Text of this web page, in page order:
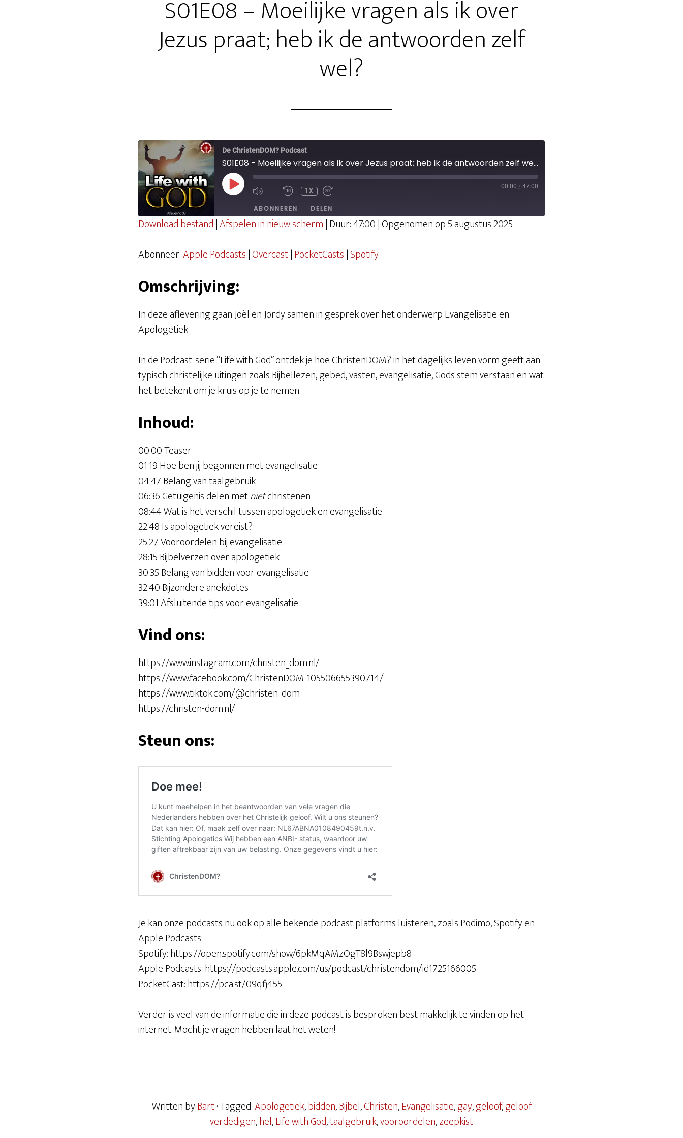
S01E08 – Moeilijke vragen als ik over
Jezus praat; heb ik de antwoorden zelf
wel?
De ChristenDOM? Podcast
S01E08 - Moeilijke vragen als ik over Jezus praat; heb ik de antwoorden zelf wel?
PLAY
EPISODE
1X
00:00 / 47:00
ABONNEREN DELEN
Spotify
RSS FEED
Download bestand|Afspelen in nieuw scherm|Duur: 47:00|Opgenomen op 5 augustus 2025
Abonneer:Apple Podcasts|Overcast|PocketCasts|Spotify
Omschrijving:
In deze aflevering gaan Joël en Jordy samen in gesprek over het onderwerp Evangelisatie en
Apologetiek.
In de Podcast-serie ‘’Life with God’’ ontdek je hoe ChristenDOM? in het dagelijks leven vorm geeft aan
typisch christelijke uitingen zoals Bijbellezen, gebed, vasten, evangelisatie, Gods stem verstaan en wat
het betekent om je kruis op je te nemen.
Inhoud:
00:00 Teaser
01:19 Hoe ben jij begonnen met evangelisatie
04:47 Belang van taalgebruik
06:36 Getuigenis delen metnietchristenen
08:44 Wat is het verschil tussen apologetiek en evangelisatie
22:48 Is apologetiek vereist?
25:27 Vooroordelen bij evangelisatie
28:15 Bijbelverzen over apologetiek
30:35 Belang van bidden voor evangelisatie
32:40 Bijzondere anekdotes
39:01 Afsluitende tips voor evangelisatie
Vind ons:
https://www.instagram.com/christen_dom.nl/
https://www.facebook.com/ChristenDOM-105506655390714/
https://www.tiktok.com/@christen_dom
https://christen-dom.nl/
Steun ons:
Je kan onze podcasts nu ook op alle bekende podcast platforms luisteren, zoals Podimo, Spotify en
Apple Podcasts:
Spotify: https://open.spotify.com/show/6pkMqAMzOgT8l9Bswjepb8
Apple Podcasts: https://podcasts.apple.com/us/podcast/christendom/id1725166005
PocketCast: https://pca.st/09qfj455
Verder is veel van de informatie die in deze podcast is besproken best makkelijk te vinden op het
internet. Mocht je vragen hebben laat het weten!
Written byBart· Tagged:Apologetiek,bidden,Bijbel,Christen,Evangelisatie,gay,geloof,geloof
verdedigen,hel,Life with God,taalgebruik,vooroordelen,zeepkist